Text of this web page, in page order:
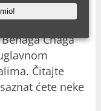
Chaga
Čitajte
ćete neke